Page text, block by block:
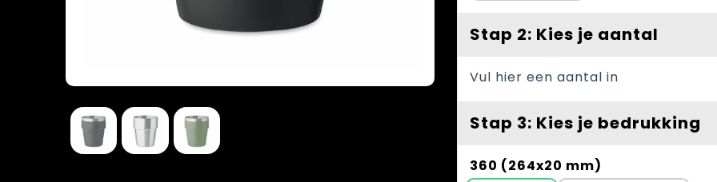
Stap 2: Kies je aantal
Vul hier een aantal in
Stap 3: Kies je bedrukking
360 (264x20 mm)